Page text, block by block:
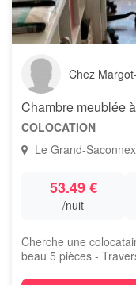
Chez
Chambre meublée
COLOCATION
Le Grand-
53.49 €
/nuit
Cherche une
beau 5 pièces -